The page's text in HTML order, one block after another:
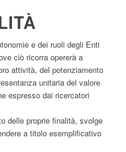
e dei ruoli degli Enti
ciò ricorra opererà a
attività, del potenziamento
unitaria del valore
espresso dai ricercatori
delle proprie finalità, svolge
a titolo esemplificativo